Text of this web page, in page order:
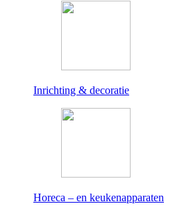
Inrichting & decoratie
Horeca – en keukenapparaten